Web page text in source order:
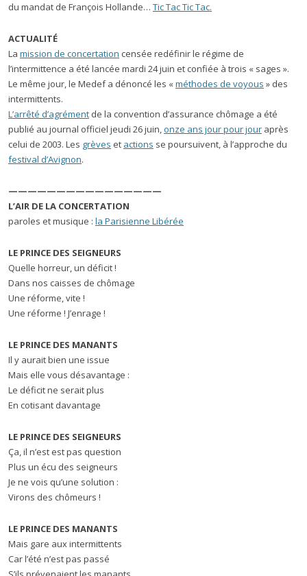
du mandat de François Hollande… Tic Tac Tic Tac.
ACTUALITÉ
La mission de concertation censée redéfinir le régime de
l’intermittence a été lancée mardi 24 juin et confiée à trois « sages ».
Le même jour, le Medef a dénoncé les «méthodes de voyous » des
intermittents.
L’arrêté d’agrément de la convention d’assurance chômage a été
publié au journal officiel jeudi 26 juin,onze ans jour pour jour après
celui de 2003. Les grèves et actions se poursuivent, à l’approche du
festival d’Avignon.
————————————————
L’AIR DE LA CONCERTATION
paroles et musique : la Parisienne Libérée
LE PRINCE DES SEIGNEURS
Quelle horreur, un déficit !
Dans nos caisses de chômage
Une réforme, vite !
Une réforme ! J’enrage !
LE PRINCE DES MANANTS
Il y aurait bien une issue
Mais elle vous désavantage :
Le déficit ne serait plus
En cotisant davantage
LE PRINCE DES SEIGNEURS
Ça, il n’est est pas question
Plus un écu des seigneurs
Je ne vois qu’une solution :
Virons des chômeurs !
LE PRINCE DES MANANTS
Mais gare aux intermittents
Car l’été n’est pas passé